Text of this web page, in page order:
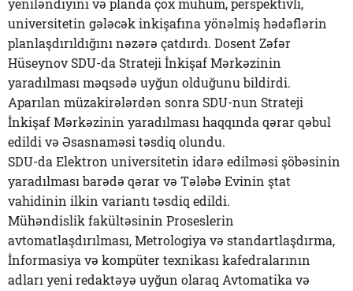
yeniləndiyini və planda çox mühüm, perspektivli,
universitetin gələcək inkişafına yönəlmiş hədəflərin
planlaşdırıldığını nəzərə çatdırdı. Dosent Zəfər
Hüseynov SDU-da Strateji İnkişaf Mərkəzinin
yaradılması məqsədə uyğun olduğunu bildirdi.
Aparılan müzakirələrdən sonra SDU-nun Strateji
İnkişaf Mərkəzinin yaradılması haqqında qərar qəbul
edildi və Əsasnaməsi təsdiq olundu.
SDU-da Elektron universitetin idarə edilməsi şöbəsinin
yaradılması barədə qərar və Tələbə Evinin ştat
vahidinin ilkin variantı təsdiq edildi.
Mühəndislik fakültəsinin Proseslerin
avtomatlaşdırılması, Metrologiya və standartlaşdırma,
İnformasiya və kompüter texnikası kafedralarının
adları yeni redaktəyə uyğun olaraq Avtomatika və